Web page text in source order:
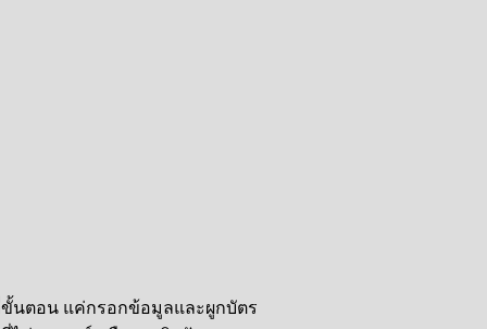
กี่ขั้นตอน แค่กรอกข้อมูลและผูกบัตร